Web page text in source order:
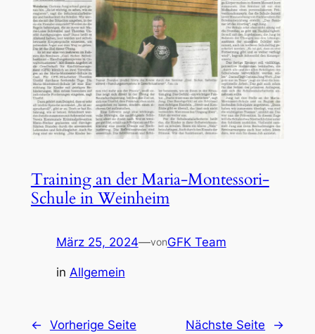
Training an der Maria-Montessori-
Schule in Weinheim
März 25, 2024—vonGFK Team
in Allgemein
← Vorherige Seite Nächste Seite →